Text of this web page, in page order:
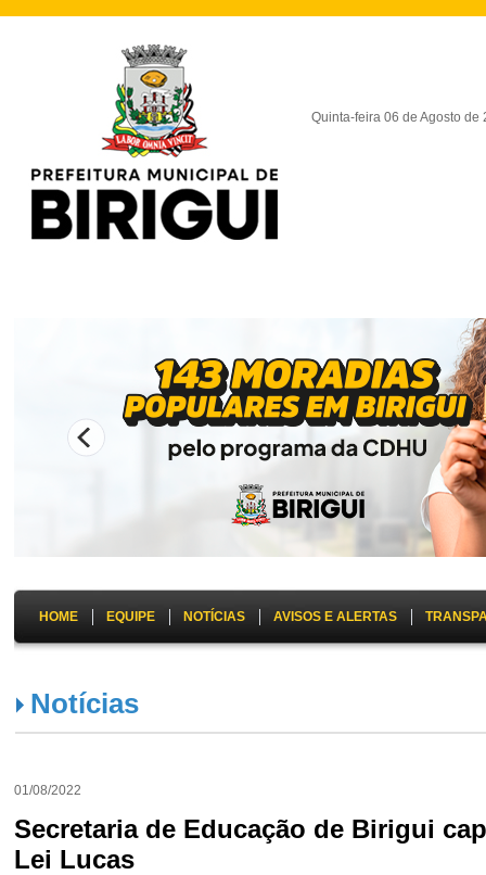
Quinta-feira 06 de Agosto de
HOME EQUIPE NOTÍCIAS AVISOS E ALERTAS
Notícias
01/08/2022
Secretaria de Educação de Birigui
Lei Lucas